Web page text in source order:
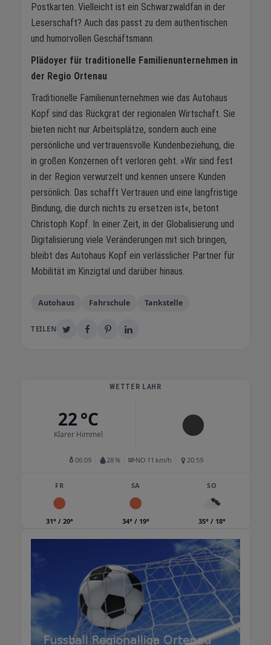
Postkarten. Vielleicht ist ein Schwarzwaldfan in der
Leserschaft? Auch das passt zu dem authentischen
und humorvollen Geschäftsmann.
Plädoyer für traditionelle Familienunternehmen in
der Regio Ortenau
Traditionelle Familienunternehmen wie das Autohaus
Kopf sind das Rückgrat der regionalen Wirtschaft. Sie
bieten nicht nur Arbeitsplätze, sondern auch eine
persönliche und vertrauensvolle Kundenbeziehung, die
in großen Konzernen oft verloren geht. »Wir sind fest
in der Region verwurzelt und kennen unsere Kunden
persönlich. Das schafft Vertrauen und eine langfristige
Bindung, die durch nichts zu ersetzen ist«, betont
Christoph Kopf. In einer Zeit, in der Globalisierung und
Digitalisierung viele Veränderungen mit sich bringen,
bleibt das Autohaus Kopf ein verlässlicher Partner für
Mobilität im Kinzigtal und darüber hinaus.
Autohaus Fahrschule Tankstelle
TEILEN
WETTER LAHR
22 °C
Klarer Himmel
06:09 28 % NO 11 km/h 20:59
FR
31° / 20°
SA
34° / 19°
SO
35° / 18°